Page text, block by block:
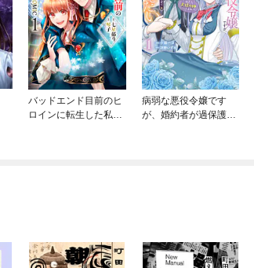
バッドエンド目前のヒ
ロインに転生した私、
病弱な悪役令嬢です
が、婚約者が過保護す